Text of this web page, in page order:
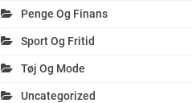
Penge Og Finans
Sport Og Fritid
Tøj Og Mode
Uncategorized